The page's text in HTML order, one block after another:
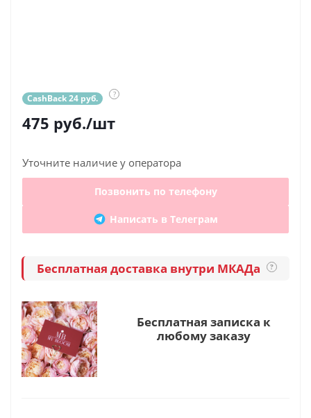
CashBack 24 руб. ?
475 руб./шт
Уточните наличие у оператора
Позвонить по телефону
Написать в Телеграм
Бесплатная доставка внутри МКАДа ?
Бесплатная записка к
любому заказу